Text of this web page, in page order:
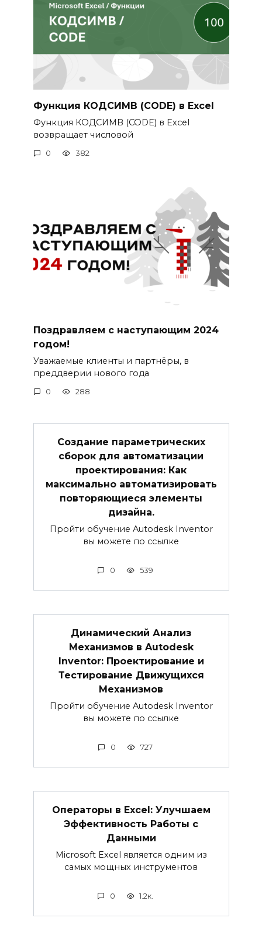
Функция КОДСИМВ (CODE) в Excel
Функция КОДСИМВ (CODE) в Excel
возвращает числовой
0 382
Поздравляем с наступающим 2024
годом!
Уважаемые клиенты и партнёры, в
преддверии нового года
0 288
Создание параметрических
сборок для автоматизации
проектирования: Как
максимально автоматизировать
повторяющиеся элементы
дизайна.
Пройти обучение Autodesk Inventor
вы можете по ссылке
0 539
Динамический Анализ
Механизмов в Autodesk
Inventor: Проектирование и
Тестирование Движущихся
Механизмов
Пройти обучение Autodesk Inventor
вы можете по ссылке
0 727
Операторы в Excel: Улучшаем
Эффективность Работы с
Данными
Microsoft Excel является одним из
самых мощных инструментов
0 1.2к.